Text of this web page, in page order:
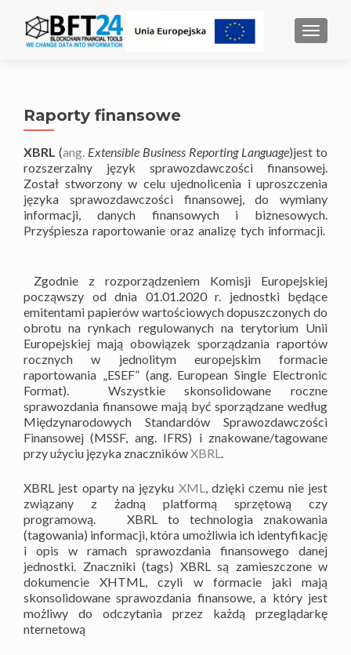
MENU
Raporty finansowe
XBRL (ang. Extensible Business Reporting Language)jest to
rozszerzalny język sprawozdawczości finansowej.
Został stworzony w celu ujednolicenia i uproszczenia
języka sprawozdawczości finansowej, do wymiany
informacji, danych finansowych i biznesowych.
Przyśpiesza raportowanie oraz analizę tych informacji.
Zgodnie z rozporządzeniem Komisji Europejskiej
począwszy od dnia 01.01.2020 r. jednostki będące
emitentami papierów wartościowych dopuszczonych do
obrotu na rynkach regulowanych na terytorium Unii
Europejskiej mają obowiązek sporządzania raportów
rocznych w jednolitym europejskim formacie
raportowania „ESEF” (ang. European Single Electronic
Format). Wszystkie skonsolidowane roczne
sprawozdania finansowe mają być sporządzane według
Międzynarodowych Standardów Sprawozdawczości
Finansowej (MSSF, ang. IFRS) i znakowane/tagowane
przy użyciu języka znacznikówXBRL.
XBRL jest oparty na języku XML, dzięki czemu nie jest
związany z żadną platformą sprzętową czy
programową. XBRL to technologia znakowania
(tagowania) informacji, która umożliwia ich identyfikację
i opis w ramach sprawozdania finansowego danej
jednostki. Znaczniki (tags) XBRL są zamieszczone w
dokumencie XHTML, czyli w formacie jaki mają
skonsolidowane sprawozdania finansowe, a który jest
możliwy do odczytania przez każdą przeglądarkę
nternetową